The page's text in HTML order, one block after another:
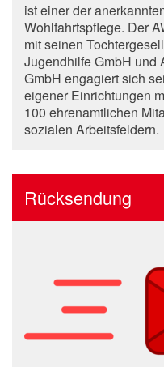
ist einer der
Wohlfahrtspflege. Der
mit seinen
Jugendhilfe GmbH und
GmbH engagiert sich
eigener Einrichtungen
100 ehrenamtlichen
sozialen Arbeitsfeldern.
Rücksendung